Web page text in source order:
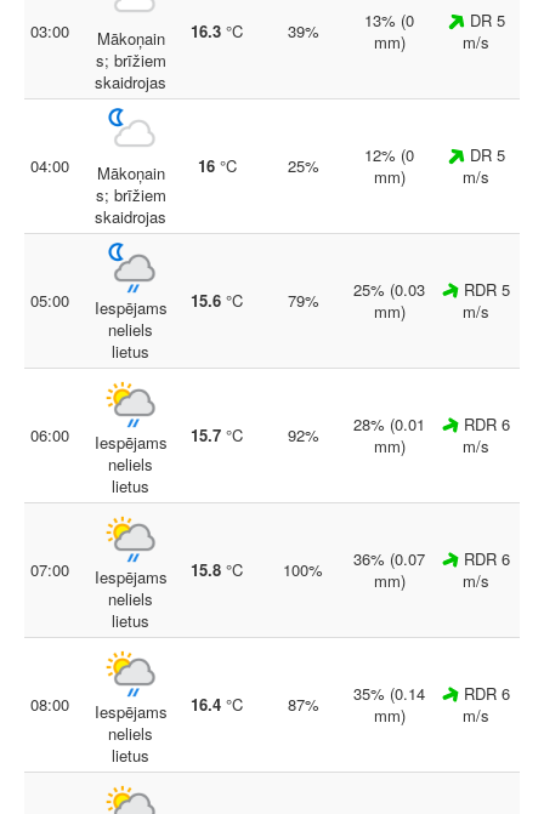
03:00
Mākoņain
s; brīžiem
skaidrojas
16.3 °C 39%
13% (0
mm)
DR 5
m/s
04:00
Mākoņain
s; brīžiem
skaidrojas
16°C 25%
12% (0
mm)
DR 5
m/s
05:00
Iespējams
neliels
lietus
15.6 °C 79%
25% (0.03
mm)
RDR 5
m/s
06:00
Iespējams
neliels
lietus
15.7 °C 92%
28% (0.01
mm)
RDR 6
m/s
07:00
Iespējams
neliels
lietus
15.8 °C 100%
36% (0.07
mm)
RDR 6
m/s
08:00
Iespējams
neliels
lietus
16.4 °C 87%
35% (0.14
mm)
RDR 6
m/s